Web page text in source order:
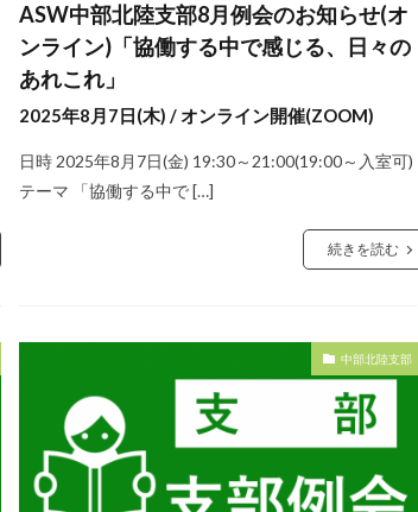
ASW中部北陸支部8月例会のお知らせ(オ
ンライン)「協働する中で感じる、日々の
あれこれ」
2025年8月7日(木) / オンライン開催(ZOOM)
日時 2025年8月7日(金) 19:30～21:00(19:00～入室可)
テーマ 「協働する中で […]
続きを読む
中部北陸支部